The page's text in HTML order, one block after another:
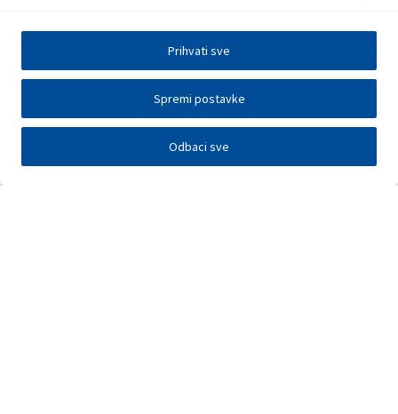
Odbaci sve
Spremi postavke
Prihvati sve